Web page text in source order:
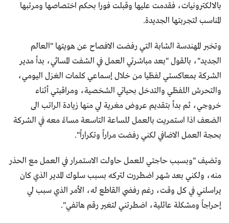
بالالكترونيات، فقدمت عليها وقبلت فورا بحكم اختصاصها ومرتبها
المناسب لتجربتها الجديدة.
وتخبر المهندسة الشابة التي رفضت الافصاح عن هويتها "العالم
الجديد"، بالقول "بعد مباشرتي العمل في الشفت المسائي، بدأ مدير
الشركة بمعاكستي لفظيا من خلال إسماعي كلمات الغزل اليومي،
والتحرش اللفظي والتدخل بحياتي الشخصية، ومراقبتي أثناء
خروجي، ثم بدأ بتقديم عروض مغرية لي منها زيادة الراتب الى
الضعف اذا استمريت بالعمل للساعة التاسعة مساءً معه في الشركة
بحجة العمل الاضافي لكني رفضت مراراً وتكراراً".
وتضيف "وبسبب حاجتي للعمل حاولت الاستمرار في العمل مع الحذر
منه، ولكني بعد شهر اضطررت لتركه بسبب سلوك المدير الذي كان
يراسلني في كل وقت، رغم رفضي القاطع له، الأمر الذي سبب لي
إحراجاً ومشكلة عائلية، اضطرتني لتغير رقم هاتفي".